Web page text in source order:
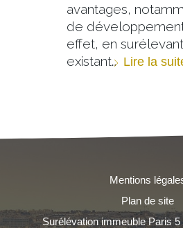
avantages,
de
effet, en
existant… Lire la
Mentions
Plan de site
Surélévation immeuble Paris